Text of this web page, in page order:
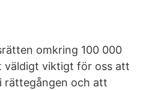
omkring 100 000
väldigt viktigt för oss att
rättegången och att